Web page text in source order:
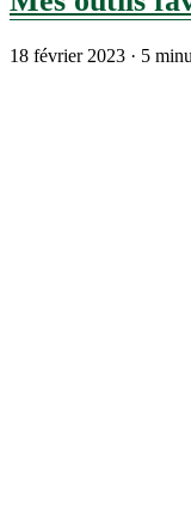
18 février 2023 · 5